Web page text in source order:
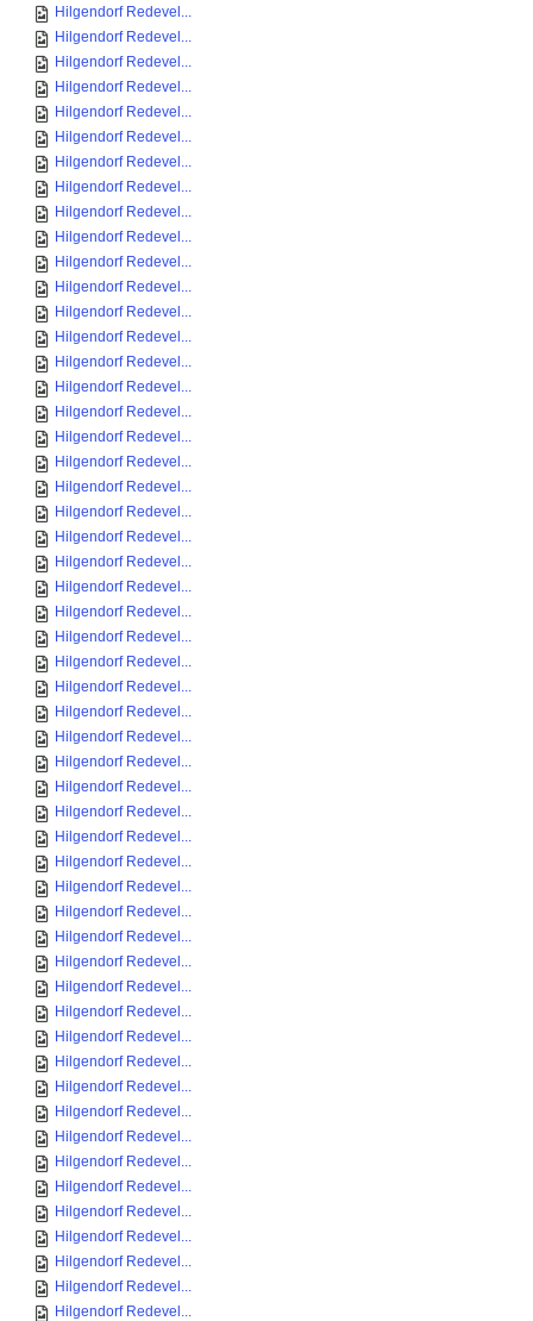
Hilgendorf Redevel...
Hilgendorf Redevel...
Hilgendorf Redevel...
Hilgendorf Redevel...
Hilgendorf Redevel...
Hilgendorf Redevel...
Hilgendorf Redevel...
Hilgendorf Redevel...
Hilgendorf Redevel...
Hilgendorf Redevel...
Hilgendorf Redevel...
Hilgendorf Redevel...
Hilgendorf Redevel...
Hilgendorf Redevel...
Hilgendorf Redevel...
Hilgendorf Redevel...
Hilgendorf Redevel...
Hilgendorf Redevel...
Hilgendorf Redevel...
Hilgendorf Redevel...
Hilgendorf Redevel...
Hilgendorf Redevel...
Hilgendorf Redevel...
Hilgendorf Redevel...
Hilgendorf Redevel...
Hilgendorf Redevel...
Hilgendorf Redevel...
Hilgendorf Redevel...
Hilgendorf Redevel...
Hilgendorf Redevel...
Hilgendorf Redevel...
Hilgendorf Redevel...
Hilgendorf Redevel...
Hilgendorf Redevel...
Hilgendorf Redevel...
Hilgendorf Redevel...
Hilgendorf Redevel...
Hilgendorf Redevel...
Hilgendorf Redevel...
Hilgendorf Redevel...
Hilgendorf Redevel...
Hilgendorf Redevel...
Hilgendorf Redevel...
Hilgendorf Redevel...
Hilgendorf Redevel...
Hilgendorf Redevel...
Hilgendorf Redevel...
Hilgendorf Redevel...
Hilgendorf Redevel...
Hilgendorf Redevel...
Hilgendorf Redevel...
Hilgendorf Redevel...
Hilgendorf Redevel...